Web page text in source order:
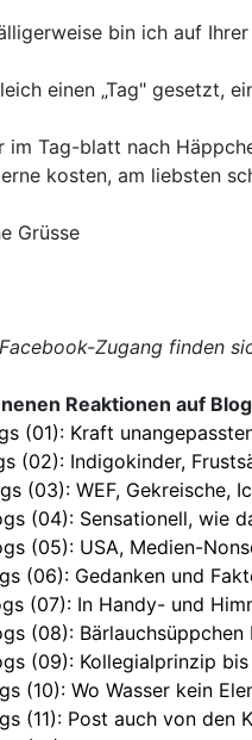
bin ich auf
einen „Tag" gesetzt,
im Tag-blatt nach
kosten, am liebsten
Grüsse
Zugang finden
Reaktionen auf
(01): Kraft
(02): Indigokinder,
(03): WEF, Gekreische,
(04): Sensationell, wie
(05): USA, Medien-
(06): Gedanken und
(07): In Handy- und
(08): Bärlauchsüppchen
(09): Kollegialprinzip
(10): Wo Wasser kein
(11): Post auch von den